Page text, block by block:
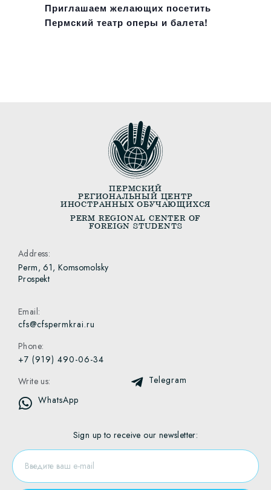
Приглашаем желающих посетить
Пермский театр оперы и балета!
ПЕРМСКИЙ
РЕГИОНАЛЬНЫЙ ЦЕНТР
ИНОСТРАННЫХ ОБУЧАЮЩИХСЯ
PERM REGIONAL CENTER OF
FOREIGN STUDENTS
Address:
Perm, 61, Komsomolsky
Prospekt
Email:
cfs@cfspermkrai.ru
Phone:
+7 (919) 490-06-34
Write us:
Telegram
WhatsApp
Sign up to receive our newsletter: